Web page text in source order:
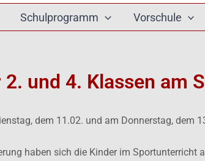
Schulprogramm Vorschule
und 4. Klassen am
dem 11.02. und am Donnerstag,
haben sich die Kinder im